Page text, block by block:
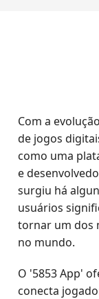
Com a
de jogos
como uma
e
surgiu há
usuários
tornar um dos
no mundo.
O '5853 App'
conecta